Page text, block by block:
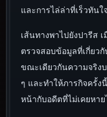
และการไล่ล่าที่เร็วทันใจ
เส้นทางพาไปยังปารีส
ตรวจสอบข้อมูลที่เกี่ยว
ขณะเดียวกันความจริงบ
ๆ และทำให้ภารกิจครั้ง
หน้ากับอดีตที่ไม่เคยหาย